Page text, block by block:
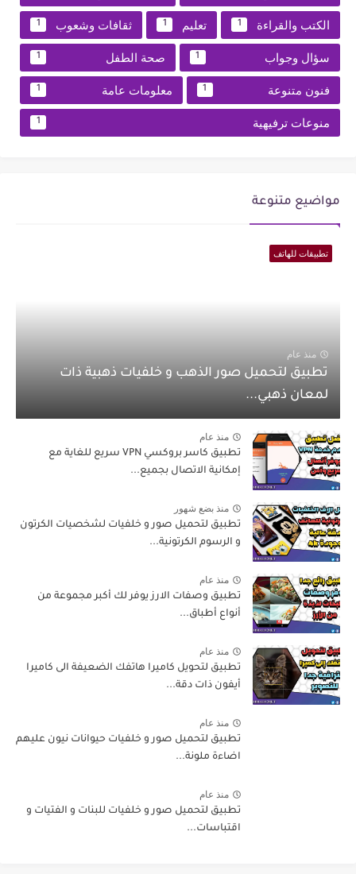
الكتب والقراءة 1 تعليم 1 ثقافات وشعوب 1
سؤال وجواب 1 صحة الطفل 1
فنون متنوعة 1 معلومات عامة 1
منوعات ترفيهية 1
مواضيع متنوعة
تطبيقات للهاتف
منذ عام
تطبيق لتحميل صور الذهب و خلفيات ذهبية ذات
لمعان ذهبي...
منذ عام
تطبيق كاسر بروكسي VPN سريع للغاية مع
إمكانية الاتصال بجميع...
منذ بضع شهور
تطبيق لتحميل صور و خلفيات لشخصيات الكرتون
و الرسوم الكرتونية...
منذ عام
تطبيق وصفات الارز يوفر لك أكبر مجموعة من
أنواع أطباق...
منذ عام
تطبيق لتحويل كاميرا هاتفك الضعيفة الى كاميرا
أيفون ذات دقة...
منذ عام
تطبيق لتحميل صور و خلفيات حيوانات نيون عليهم
اضاءة ملونة...
منذ عام
تطبيق لتحميل صور و خلفيات للبنات و الفتيات و
اقتباسات...